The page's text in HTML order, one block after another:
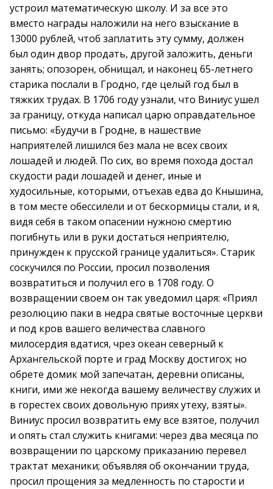
устроил математическую школу. И за все это
вместо награды наложили на него взыскание в
13000 рублей, чтоб заплатить эту сумму, должен
был один двор продать, другой заложить, деньги
занять; опозорен, обнищал, и наконец 65-летнего
старика послали в Гродно, где целый год был в
тяжких трудах. В 1706 году узнали, что Виниус ушел
за границу, откуда написал царю оправдательное
письмо: «Будучи в Гродне, в нашествие
наприятелей лишился без мала не всех своих
лошадей и людей. По сих, во время похода достал
скудости ради лошадей и денег, иные и
худосильные, которыми, отъехав едва до Кнышина,
в том месте обессилели и от бескормицы стали, и я,
видя себя в таком опасении нужною смертию
погибнуть или в руки достаться неприятелю,
принужден к прусской границе удалиться». Старик
соскучился по России, просил позволения
возвратиться и получил его в 1708 году. О
возвращении своем он так уведомил царя: «Приял
резолюцию паки в недра святые восточные церкви
и под кров вашего величества славного
милосердия вдатися, чрез океан северный к
Архангельской порте и град Москву достигох; но
обрете домик мой запечатан, деревни описаны,
книги, ими же некогда вашему величеству служих и
в горестех своих довольную приях утеху, взяты».
Виниус просил возвратить ему все взятое, получил
и опять стал служить книгами: через два месяца по
возвращении по царскому приказанию перевел
трактат механики; объявляя об окончании труда,
просил прощения за медленность по старости и